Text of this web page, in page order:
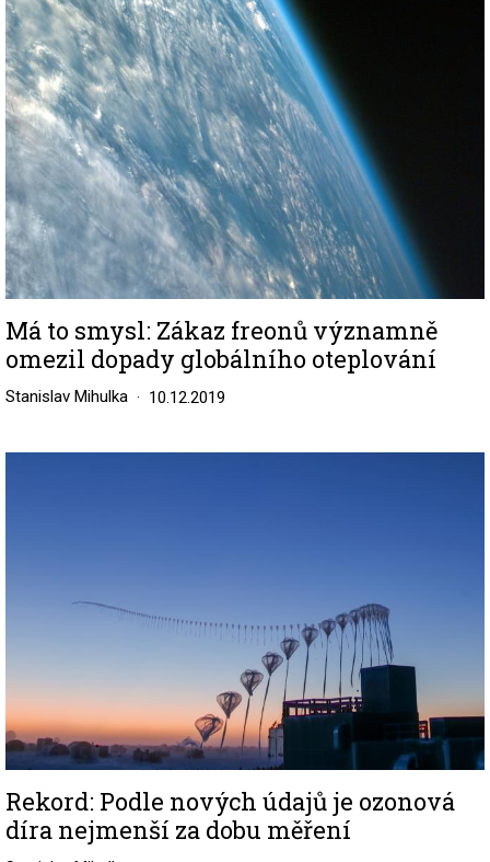
Má to smysl: Zákaz freonů významně
omezil dopady globálního oteplování
Stanislav Mihulka 10.12.2019
Rekord: Podle nových údajů je ozonová
díra nejmenší za dobu měření